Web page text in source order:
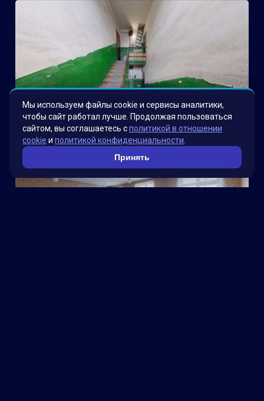
Электроводная
Мы используем файлы cookie и сервисы аналитики,
чтобы сайт работал лучше. Продолжая пользоваться
сайтом, вы соглашаетесь сполитикой в отношении
cookie и политикой конфиденциальности
Принять